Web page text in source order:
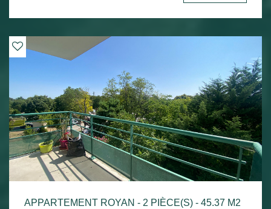
APPARTEMENT ROYAN - 2 PIÈCE(S) - 45.37 M2